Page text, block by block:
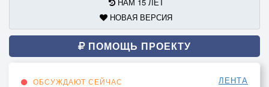
НОВАЯ ВЕРСИЯ
ПОМОЩЬ ПРОЕКТУ
ОБСУЖДАЮТ СЕЙЧАС ЛЕНТА